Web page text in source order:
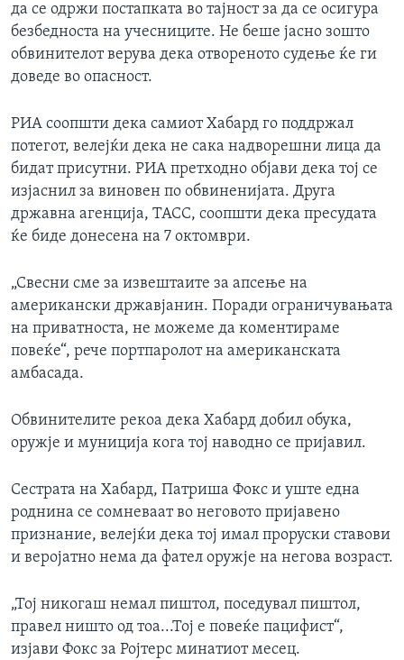
да се одржи постапката во тајност за да се осигура
безбедноста на учесниците. Не беше јасно зошто
обвинителот верува дека отвореното судење ќе ги
доведе во опасност.
РИА соопшти дека самиот Хабард го поддржал
потегот, велејќи дека не сака надворешни лица да
бидат присутни. РИА претходно објави дека тој се
изјаснил за виновен по обвиненијата. Друга
државна агенција, ТАСС, соопшти дека пресудата
ќе биде донесена на 7 октомври.
„Свесни сме за извештаите за апсење на
американски државјанин. Поради ограничувањата
на приватноста, не можеме да коментираме
повеќе“, рече портпаролот на американската
амбасада.
Обвинителите рекоа дека Хабард добил обука,
оружје и муниција кога тој наводно се пријавил.
Сестрата на Хабард, Патриша Фокс и уште една
роднина се сомневаат во неговото пријавено
признание, велејќи дека тој имал проруски ставови
и веројатно нема да фател оружје на негова возраст.
„Тој никогаш немал пиштол, поседувал пиштол,
правел ништо од тоа...Тој е повеќе пацифист“,
изјави Фокс за Ројтерс минатиот месец.